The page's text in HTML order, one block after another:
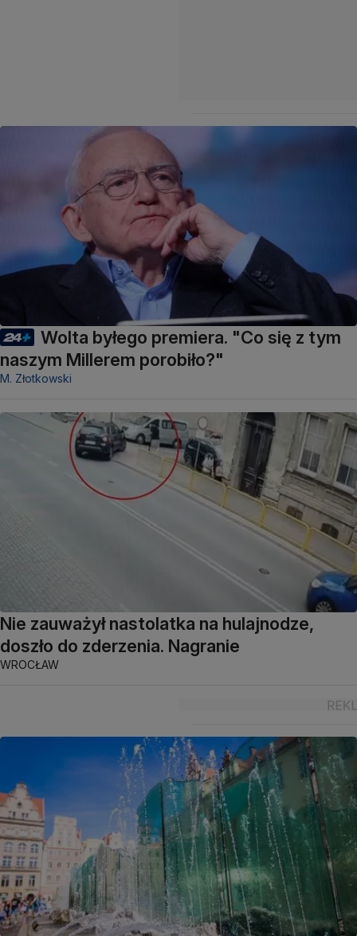
Wolta byłego premiera. "Co się z tym
naszym Millerem porobiło?"
M. Złotkowski
Nie zauważył nastolatka na hulajnodze,
doszło do zderzenia. Nagranie
WROCŁAW